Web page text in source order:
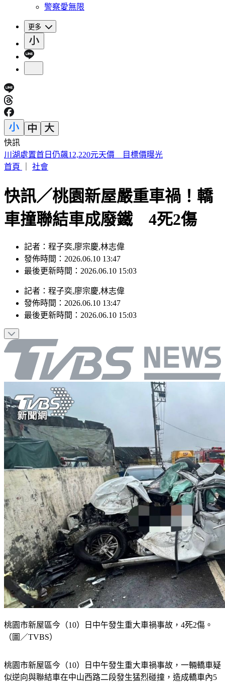
警察愛無限
更多
快訊
星巴克買一送一！MOLLY聯名搶先開賣
首頁
社會
快訊／桃園新屋嚴重車禍！轎
車撞聯結車成廢鐵 4死2傷
記者：程子奕,廖宗慶,林志偉
發佈時間：2026.06.10 13:47
最後更新時間：2026.06.10 15:03
記者 ： 程子奕,廖宗慶,林志偉
發佈時間： 2026.06.10 13:47
最後更新時間： 2026.06.10 15:03
桃園市新屋區今（10）日中午發生重大車禍事故，4死2傷。
（圖／TVBS）
桃園市新屋區今（10）日中午發生重大車禍事故，一輛轎車疑
似逆向與聯結車在中山西路二段發生猛烈碰撞，造成轎車內5